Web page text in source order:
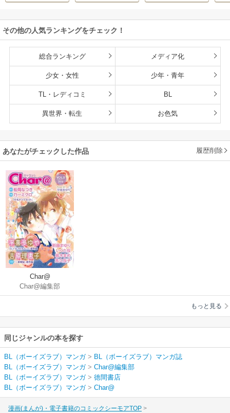
その他の人気ランキングをチェック！
総合ランキング メディア化
少女・女性 少年・青年
TL・レディコミ BL
異世界・転生 お色気
あなたがチェックした作品 履歴削除
Char@
Char@編集部
もっと見る
同じジャンルの本を探す
BL（ボーイズラブ）マンガ> BL（ボーイズラブ）マンガ誌
BL（ボーイズラブ）マンガ> Char@編集部
BL（ボーイズラブ）マンガ> 徳間書店
BL（ボーイズラブ）マンガ> Char@
漫画(まんが)・電子書籍のコミックシーモアTOP